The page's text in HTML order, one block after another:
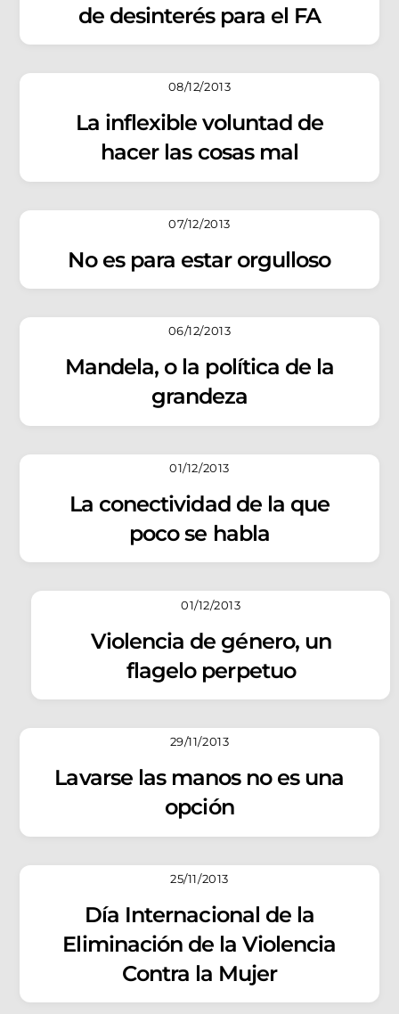
de desinterés para el FA
08/12/2013
La inflexible voluntad de
hacer las cosas mal
07/12/2013
No es para estar orgulloso
06/12/2013
Mandela, o la política de la
grandeza
01/12/2013
La conectividad de la que
poco se habla
01/12/2013
Violencia de género, un
flagelo perpetuo
29/11/2013
Lavarse las manos no es una
opción
25/11/2013
Día Internacional de la
Eliminación de la Violencia
Contra la Mujer